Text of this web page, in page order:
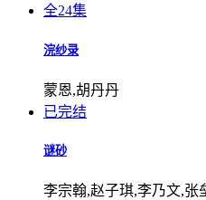
全24集
浣纱录
蒙恩,胡丹丹
已完结
谜砂
李宗翰,赵子琪,李乃文,张